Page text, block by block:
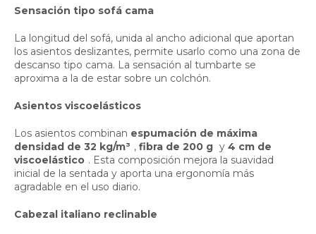
Sensación tipo sofá cama
La longitud del sofá, unida al ancho adicional que aportan
los asientos deslizantes, permite usarlo como una zona de
descanso tipo cama. La sensación al tumbarte se
aproxima a la de estar sobre un colchón.
Asientos viscoelásticos
Los asientos combinan espumación de máxima
densidad de 32 kg/m³ , fibra de 200 g y 4 cm de
viscoelástico . Esta composición mejora la suavidad
inicial de la sentada y aporta una ergonomía más
agradable en el uso diario.
Cabezal italiano reclinable